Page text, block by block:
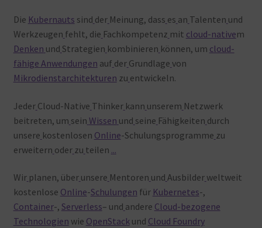
Die Kubernauts sind der Meinung, dass es an Talenten und
Werkzeugen fehlt, die Fachkompetenz mit cloud-nativem
Denken und Strategien kombinieren können, um cloud-
fähige Anwendungen auf der Grundlage von
Mikrodienstarchitekturen zu entwickeln.
Jeder Cloud-Native Thinker kann unserem Netzwerk
beitreten, um sein Wissen und seine Fähigkeiten durch
unsere kostenlosen Online-Schulungsprogramme zu
erweitern oder zu teilen ...
Wir planen, über unsere Mentoren und Ausbilder weltweit
kostenlose Online-Schulungen für Kubernetes-,
Container-, Serverless– und andere Cloud-bezogene
Technologien wie OpenStackund Cloud Foundry